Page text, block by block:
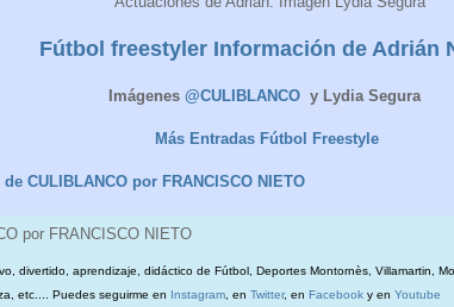
Fútbol freestyler Información de Adrián
Imágenes @CULIBLANCO y Lydia Segura
Más Entradas Fútbol Freestyle
CULIBLANCO por FRANCISCO NIETO
por FRANCISCO NIETO
divertido, aprendizaje, didáctico de Fútbol, Deportes Montornès, Villamartin,
etc.... Puedes seguirme en
Instagram, en Twitter, en Facebook y en Youtube